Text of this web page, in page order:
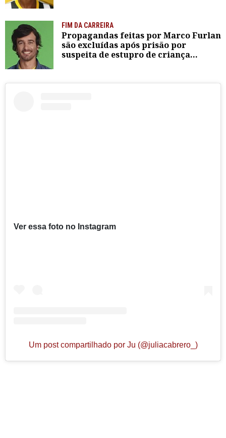
FIM DA CARREIRA
Propagandas feitas por Marco Furlan
são excluídas após prisão por
suspeita de estupro de criança
Ver essa foto no Instagram
Um post compartilhado por Ju (@juliacabrero_)